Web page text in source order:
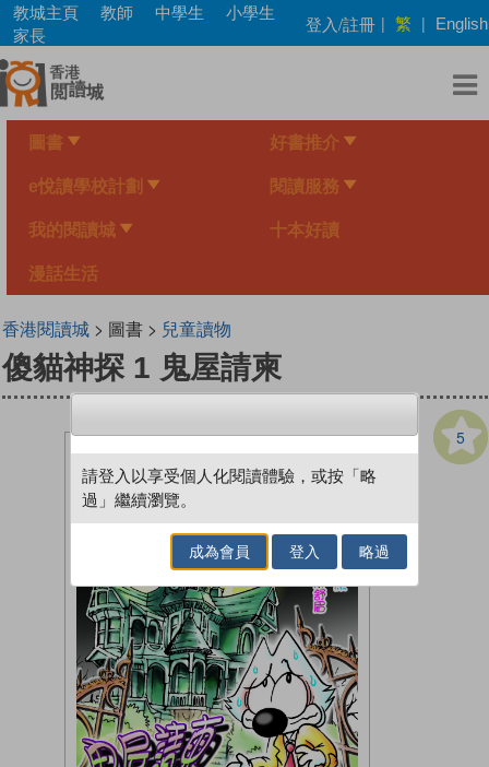
Skip
main
content
教城主頁 教師 中學生
小學生
家長
登入/註冊 | 繁 | English
圖書 好書推介
e悅讀學校計劃 閱讀服務
我的閱讀城 十本好讀
漫話生活
香港閱讀城> 圖書 > 兒童讀物
傻貓神探 1 鬼屋請柬
5
請登入以享受個人化閱讀體驗，或按「略
過」繼續瀏覽。
成為會員 登入 略過